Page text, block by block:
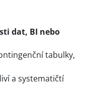
dat, BI nebo
tabulky,
a systematičtí